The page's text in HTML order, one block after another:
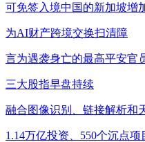
可免签入境中国的新加坡增
为AI财产跨境交换扫清障
言为遇袭身亡的最高平安官
三大股指早盘持续
融合图像识别、链接解析和
1.14万亿投资、550个沉点